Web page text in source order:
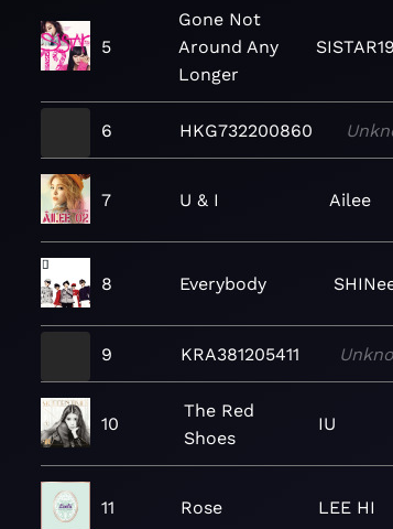
5
Gone Not
Around Any
Longer
SISTAR19
6 HKG732200860
7 U & I Ailee
8 Everybody
9 KRA381205411
10
The Red
Shoes
IU
11 Rose LEE HI